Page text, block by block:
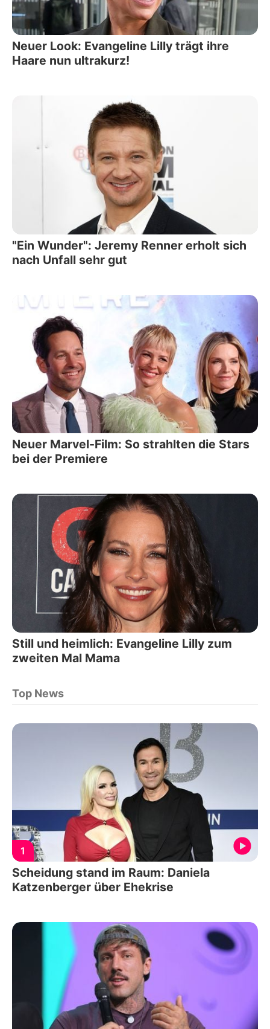
Neuer Look: Evangeline Lilly trägt ihre
Haare nun ultrakurz!
"Ein Wunder": Jeremy Renner erholt sich
nach Unfall sehr gut
Neuer Marvel-Film: So strahlten die Stars
bei der Premiere
Still und heimlich: Evangeline Lilly zum
zweiten Mal Mama
Top News
1
Scheidung stand im Raum: Daniela
Katzenberger über Ehekrise